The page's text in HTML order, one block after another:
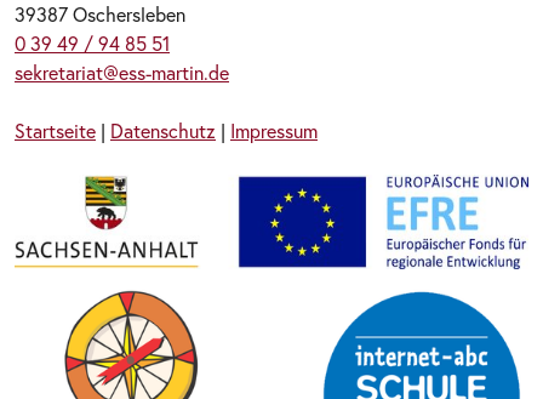
39387 Oschersleben
0 39 49 / 94 85 51
sekretariat@ess-martin.de
Startseite | Datenschutz | Impressum